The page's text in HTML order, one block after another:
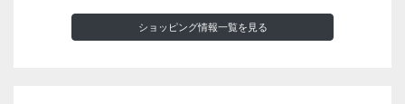
ショッピング情報一覧を見る